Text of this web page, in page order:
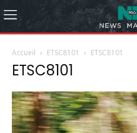
Accueil ETSC8101 ETSC8101
ETSC8101